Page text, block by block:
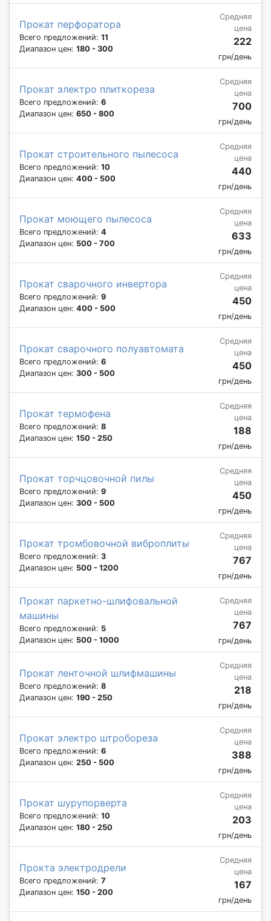
Прокат перфоратора
Всего предложений: 11
Диапазон цен: 180 - 300
Средняя
цена
222
грн/день
Прокат электро плиткореза
Всего предложений: 6
Диапазон цен: 650 - 800
Средняя
цена
700
грн/день
Прокат строительного пылесоса
Всего предложений: 10
Диапазон цен: 400 - 500
Средняя
цена
440
грн/день
Прокат моющего пылесоса
Всего предложений: 4
Диапазон цен: 500 - 700
Средняя
цена
633
грн/день
Прокат сварочного инвертора
Всего предложений: 9
Диапазон цен: 400 - 500
Средняя
цена
450
грн/день
Прокат сварочного полуавтомата
Всего предложений: 6
Диапазон цен: 300 - 500
Средняя
цена
450
грн/день
Прокат термофена
Всего предложений: 8
Диапазон цен: 150 - 250
Средняя
цена
188
грн/день
Прокат торчцовочной пилы
Всего предложений: 9
Диапазон цен: 300 - 500
Средняя
цена
450
грн/день
Прокат тромбовочной виброплиты
Всего предложений: 3
Диапазон цен: 500 - 1200
Средняя
цена
767
грн/день
Прокат паркетно-шлифовальной
машины
Всего предложений: 5
Диапазон цен: 500 - 1000
Средняя
цена
767
грн/день
Прокат ленточной шлифмашины
Всего предложений: 8
Диапазон цен: 190 - 250
Средняя
цена
218
грн/день
Прокат электро штробореза
Всего предложений: 6
Диапазон цен: 250 - 500
Средняя
цена
388
грн/день
Прокат шурупорверта
Всего предложений: 10
Диапазон цен: 180 - 250
Средняя
цена
203
грн/день
Прокта электродрели
Всего предложений: 7
Диапазон цен: 150 - 200
Средняя
цена
167
грн/день